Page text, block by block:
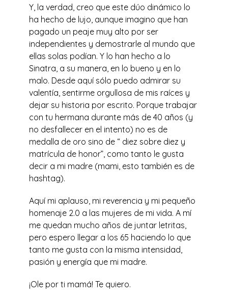
Y, la verdad, creo que este dúo dinámico lo
ha hecho de lujo, aunque imagino que han
pagado un peaje muy alto por ser
independientes y demostrarle al mundo que
ellas solas podían. Y lo han hecho a lo
Sinatra, a su manera, en lo bueno y en lo
malo. Desde aquí sólo puedo admirar su
valentía, sentirme orgullosa de mis raíces y
dejar su historia por escrito. Porque trabajar
con tu hermana durante más de 40 años (y
no desfallecer en el intento) no es de
medalla de oro sino de “ diez sobre diez y
matrícula de honor”, como tanto le gusta
decir a mi madre (mami, esto también es de
hashtag).
Aquí mi aplauso, mi reverencia y mi pequeño
homenaje 2.0 a las mujeres de mi vida. A mí
me quedan mucho años de juntar letritas,
pero espero llegar a los 65 haciendo lo que
tanto me gusta con la misma intensidad,
pasión y energía que mi madre.
¡Ole por ti mamá! Te quiero.